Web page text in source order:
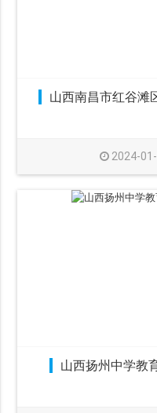
山西南昌市红谷滩
2024-
山西扬州中学教